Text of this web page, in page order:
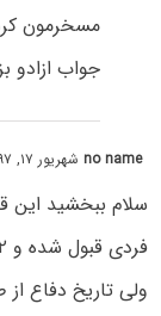
مسخرمون
جواب ازادو
no nameشهریور ۱۷, ۱۳۹۷ at ۹:۵۲ ق٫ظ
سلام ببخشید این
ولی تاریخ دفاع